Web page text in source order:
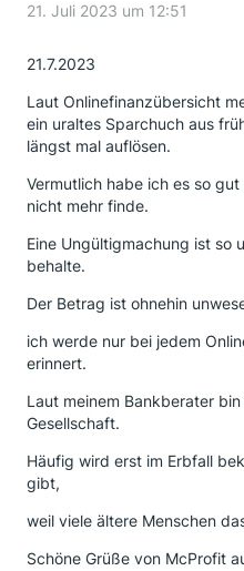
21. Juli 2023 um 12:51
21.7.2023
Laut Onlinefinanzübersicht
ein uraltes Sparchuch aus
längst mal auflösen.
Vermutlich habe ich es so
nicht mehr finde.
Eine Ungültigmachung ist so
behalte.
Der Betrag ist ohnehin
ich werde nur bei jedem
erinnert.
Laut meinem Bankberater
Gesellschaft.
Häufig wird erst im Erbfall
gibt,
weil viele ältere Menschen
Schöne Grüße von McProfit